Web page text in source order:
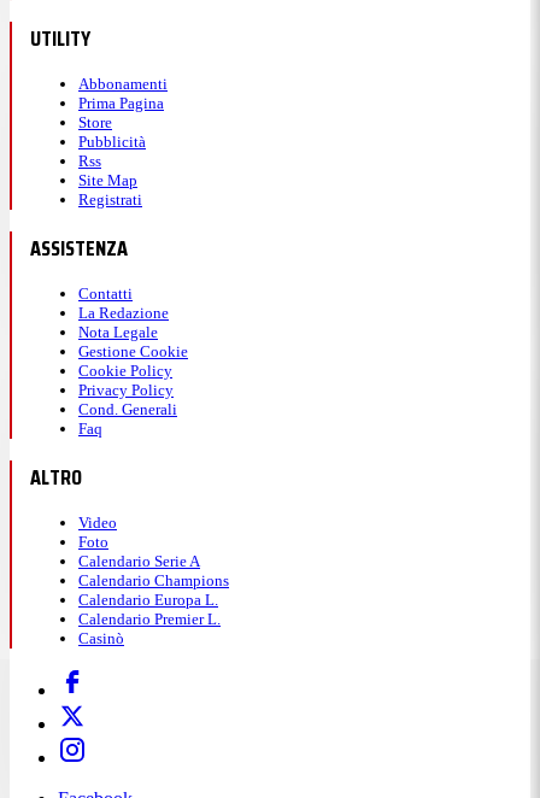
UTILITY
Abbonamenti
Prima Pagina
Store
Pubblicità
Rss
Site Map
Registrati
ASSISTENZA
Contatti
La Redazione
Nota Legale
Gestione Cookie
Cookie Policy
Privacy Policy
Cond. Generali
Faq
ALTRO
Video
Foto
Calendario Serie A
Calendario Champions
Calendario Europa L.
Calendario Premier L.
Casinò